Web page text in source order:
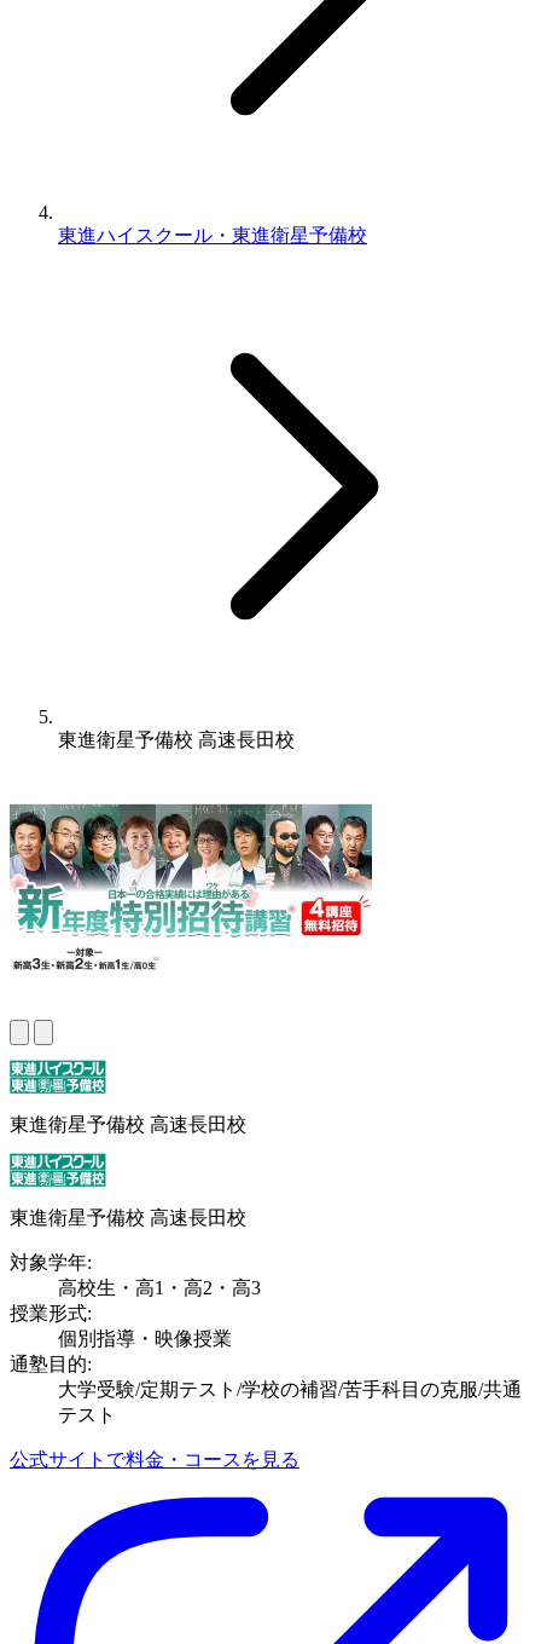
東進ハイスクール・東進衛星予備校
東進衛星予備校 高速長田校
東進衛星予備校 高速長田校
東進衛星予備校 高速長田校
対象学年:
高校生・高1・高2・高3
授業形式:
個別指導・映像授業
通塾目的:
大学受験/定期テスト/学校の補習/苦手科目の克服/共通
テスト
公式サイトで料金・コースを見る